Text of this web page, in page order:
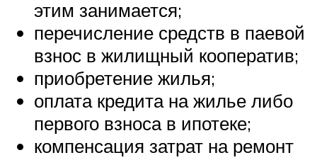
этим занимается;
перечисление средств в паевой
взнос в жилищный кооператив;
приобретение жилья;
оплата кредита на жилье либо
первого взноса в ипотеке;
компенсация затрат на ремонт